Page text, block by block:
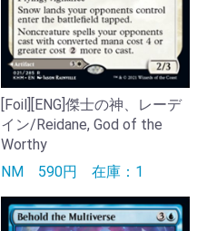
[Foil][ENG]傑士の神、レーデ
イン/Reidane, God of the
Worthy
NM 590円 在庫：1